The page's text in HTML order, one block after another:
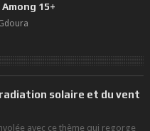
15+
solaire et du vent
avec ce thème qui regorge